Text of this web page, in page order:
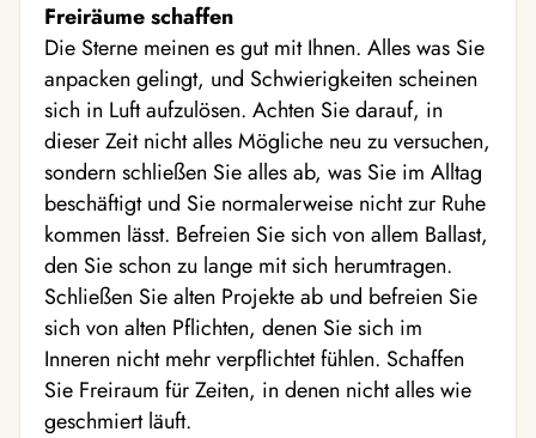
Freiräume schaffen
Die Sterne meinen es gut mit Ihnen. Alles was Sie
anpacken gelingt, und Schwierigkeiten scheinen
sich in Luft aufzulösen. Achten Sie darauf, in
dieser Zeit nicht alles Mögliche neu zu versuchen,
sondern schließen Sie alles ab, was Sie im Alltag
beschäftigt und Sie normalerweise nicht zur Ruhe
kommen lässt. Befreien Sie sich von allem Ballast,
den Sie schon zu lange mit sich herumtragen.
Schließen Sie alten Projekte ab und befreien Sie
sich von alten Pflichten, denen Sie sich im
Inneren nicht mehr verpflichtet fühlen. Schaffen
Sie Freiraum für Zeiten, in denen nicht alles wie
geschmiert läuft.